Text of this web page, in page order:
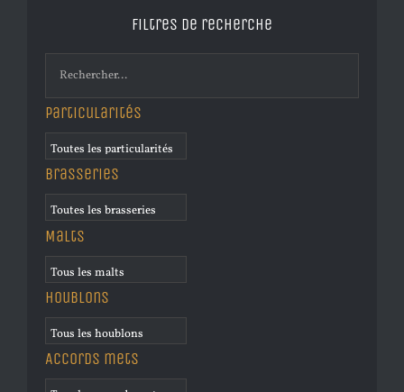
Filtres de recherche
Particularités
Brasseries
Malts
Houblons
Accords mets